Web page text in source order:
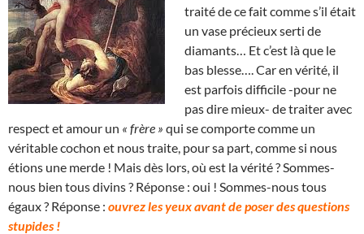
traité de ce fait comme s’il était
un vase précieux serti de
diamants… Et c’est là que le
bas blesse…. Car en vérité, il
est parfois difficile -pour ne
pas dire mieux- de traiter avec
respect et amour un « frère » qui se comporte comme un
véritable cochon et nous traite, pour sa part, comme si nous
étions une merde ! Mais dès lors, où est la vérité ? Sommes-
nous bien tous divins ? Réponse : oui ! Sommes-nous tous
égaux ? Réponse : ouvrez les yeux avant de poser des questions
stupides !